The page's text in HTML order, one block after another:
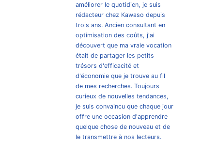
améliorer le quotidien, je suis
rédacteur chez Kawaso depuis
trois ans. Ancien consultant en
optimisation des coûts, j'ai
découvert que ma vraie vocation
était de partager les petits
trésors d'efficacité et
d'économie que je trouve au fil
de mes recherches. Toujours
curieux de nouvelles tendances,
je suis convaincu que chaque jour
offre une occasion d'apprendre
quelque chose de nouveau et de
le transmettre à nos lecteurs.